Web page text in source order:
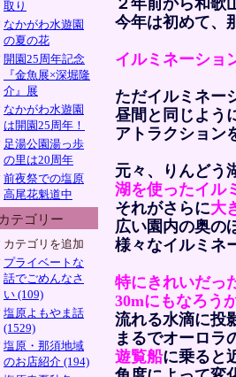
取り
なかがわ水遊園
の夏の花
開園25周年記念
『金魚展×深堀隆
介』展
なかがわ水遊園
は開園25周年！
足湯公園湯っ歩
の里は20周年
前夜祭での塩原
高尾花魁道中
カテゴリー
カテゴリを追加
プライベートな
話でごめんなさ
い (109)
塩原よもやま話
(1529)
塩原・那須地域
のお店紹介 (194)
２年前から和歌
今年は初めて、
イルミネーショ
ただイルミネー
昼間と同じよう
アトラクション
元々、りんどう
湖を使ったイル
それがさらに大
広い園内の奥の
様々なイルミネ
特にきれいだっ
30mにもなろう
流れる水滴に投
まるでオーロラ
遊覧船に乗ると